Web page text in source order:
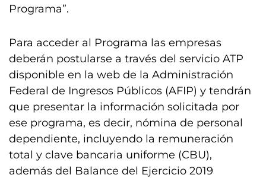
Programa”.
Para acceder al Programa las empresas
deberán postularse a través del servicio ATP
disponible en la web de la Administración
Federal de Ingresos Públicos (AFIP) y tendrán
que presentar la información solicitada por
ese programa, es decir, nómina de personal
dependiente, incluyendo la remuneración
total y clave bancaria uniforme (CBU),
además del Balance del Ejercicio 2019